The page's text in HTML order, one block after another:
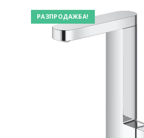
РАЗПРОДАЖБА!